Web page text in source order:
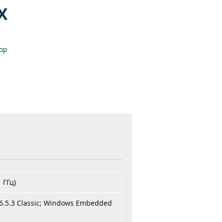
Classic; Windows Embedded